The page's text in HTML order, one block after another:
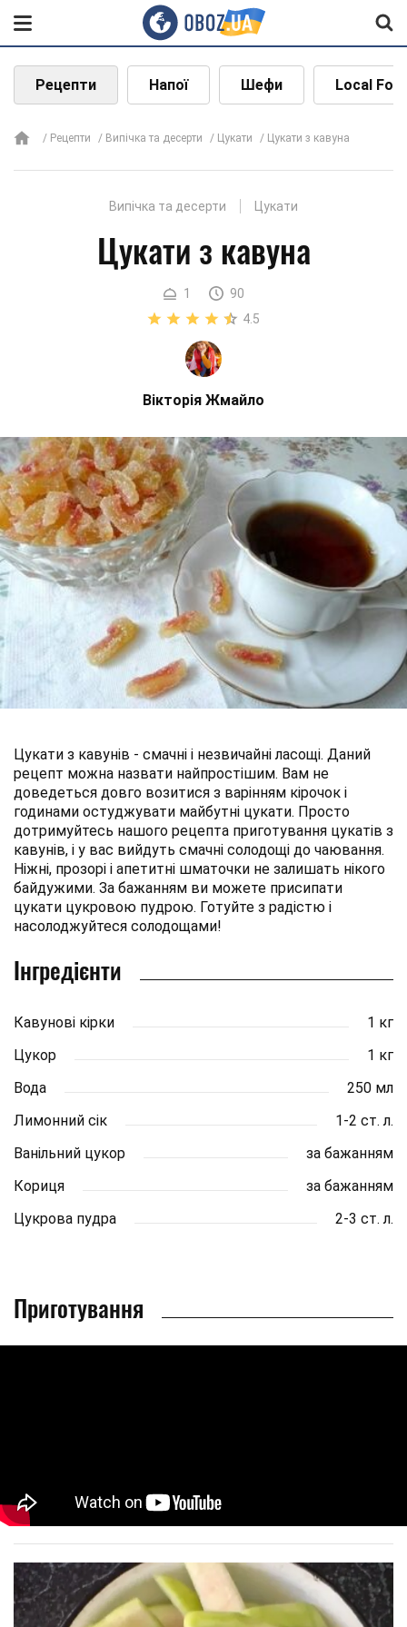
Рецепти Напої Шефи Local
Рецепти Випічка та десерти Цукати Цукати з кавуна
Випічка та десерти Цукати
Цукати з кавуна
1
90
4.5
Вікторія Жмайло
Цукати з кавунів - смачні і незвичайні ласощі. Даний
рецепт можна назвати найпростішим. Вам не
доведеться довго возитися з варінням кірочок і
годинами остуджувати майбутні цукати. Просто
дотримуйтесь нашого рецепта приготування цукатів з
кавунів, і у вас вийдуть смачні солодощі до чаювання.
Ніжні, прозорі і апетитні шматочки не залишать нікого
байдужими. За бажанням ви можете присипати
цукати цукровою пудрою. Готуйте з радістю і
насолоджуйтеся солодощами!
Інгредієнти
Кавунові кірки
1 кг
Цукор
1 кг
Вода
250 мл
Лимонний сік
1-2 ст. л.
Ванільний цукор
за бажанням
Кориця
за бажанням
Цукрова пудра
2-3 ст. л.
Приготування